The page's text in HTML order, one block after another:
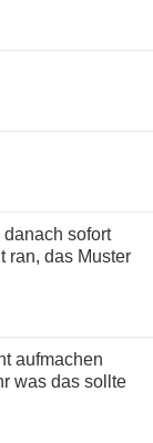
ran, das Muster
was das sollte